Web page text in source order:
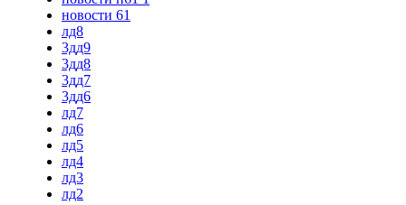
новости 61
лд8
3дд9
3дд8
3дд7
3дд6
лд7
лд6
лд5
лд4
лд3
лд2